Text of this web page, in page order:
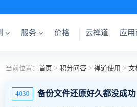
服务 价格 云禅道 应用
当前位置： 首页 > 积分问答 > 禅道使用 > 文
4030 备份文件还原好久都没成功